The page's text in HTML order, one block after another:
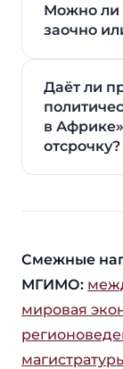
Можно ли
заочно
Даёт ли
в
отсрочку?
Смежные
МГИМО:
мировая